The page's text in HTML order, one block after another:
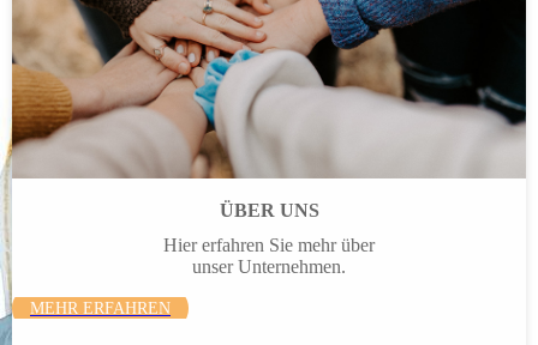
ÜBER UNS
Hier erfahren Sie mehr über
unser Unternehmen.
MEHR ERFAHREN